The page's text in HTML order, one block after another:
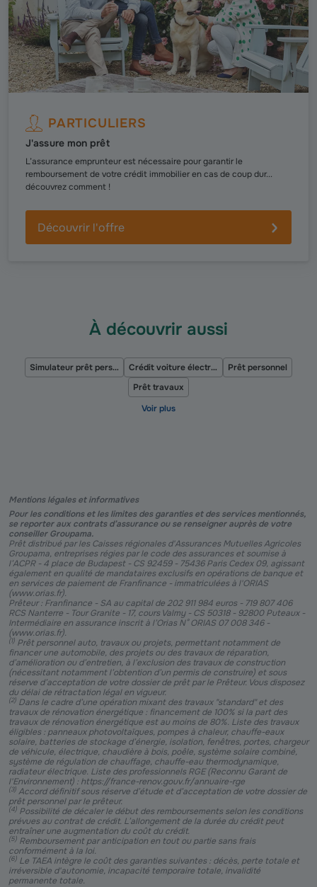
PARTICULIERS
J'assure mon prêt
L’assurance emprunteur est nécessaire pour garantir le
remboursement de votre crédit immobilier en cas de coup dur...
découvrez comment !
Découvrir l'offre
À découvrir aussi
Simulateur prêt personnel Crédit voiture électrique
Prêt personnel
Prêt travaux
Mentions légales et informatives
Pour les conditions et les limites des garanties et des services mentionnés,
se reporter aux contrats d’assurance ou se renseigner auprès de votre
conseiller Groupama.
Prêt distribué par les Caisses régionales d'Assurances Mutuelles Agricoles
Groupama, entreprises régies par le code des assurances et soumise à
l’ACPR - 4 place de Budapest - CS 92459 - 75436 Paris Cedex 09, agissant
également en qualité de mandataires exclusifs en opérations de banque et
en services de paiement de Franfinance - immatriculées à l'ORIAS
(www.orias.fr).
Prêteur : Franfinance - SA au capital de 202 911 984 euros - 719 807 406
RCS Nanterre - Tour Granite - 17, cours Valmy - CS 50318 - 92800 Puteaux -
Intermédiaire en assurance inscrit à l’Orias N° ORIAS 07 008 346 -
(www.orias.fr).
(1) Prêt personnel auto, travaux ou projets, permettant notamment de
financer une automobile, des projets ou des travaux de réparation,
d’amélioration ou d’entretien, à l’exclusion des travaux de construction
(nécessitant notamment l’obtention d’un permis de construire) et sous
réserve d’acceptation de votre dossier de prêt par le Prêteur. Vous disposez
du délai de rétractation légal en vigueur.
(2) Dans le cadre d’une opération mixant des travaux "standard" et des
travaux de rénovation énergétique : financement de 100% si la part des
travaux de rénovation énergétique est au moins de 80%. Liste des travaux
éligibles : panneaux photovoltaïques, pompes à chaleur, chauffe-eaux
solaire, batteries de stockage d’énergie, isolation, fenêtres, portes, chargeur
de véhicule, électrique, chaudière à bois, poêle, système solaire combiné,
système de régulation de chauffage, chauffe-eau thermodynamique,
radiateur électrique. Liste des professionnels RGE (Reconnu Garant de
l'Environnement) : https://france-renov.gouv.fr/annuaire-rge
(3) Accord définitif sous réserve d’étude et d’acceptation de votre dossier de
prêt personnel par le prêteur.
(4) Possibilité de décaler le début des remboursements selon les conditions
prévues au contrat de crédit. L’allongement de la durée du crédit peut
entraîner une augmentation du coût du crédit.
(5) Remboursement par anticipation en tout ou partie sans frais
conformément à la loi.
(6) Le TAEA intègre le coût des garanties suivantes : décès, perte totale et
irréversible d'autonomie, incapacité temporaire totale, invalidité
permanente totale.